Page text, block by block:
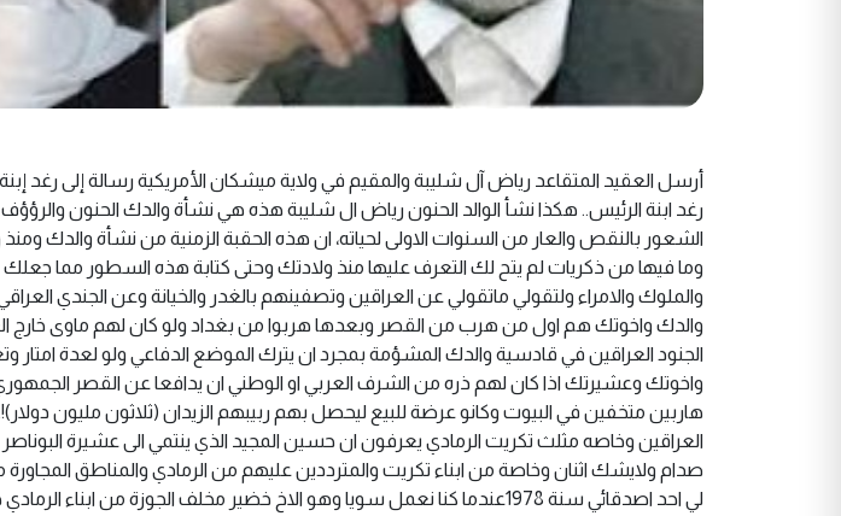
أرسل العقيد المتقاعد رياض آل شليبة والمقيم في ولاية ميشكان الأمريكية رسالة إلى رغد
رغد ابنة الرئيس.. هكذا نشأ الوالد الحنون رياض ال شليبة هذه هي نشأة والدك الحنون
الشعور بالنقص والعار من السنوات الاولى لحياته، ان هذه الحقبة الزمنية من نشأة والدك ومنذ
وما فيها من ذكريات لم يتح لك التعرف عليها منذ ولادتك وحتى كتابة هذه السطور مما جعلك
والملوك والامراء ولتقولي ماتقولي عن العراقين وتصفينهم بالغدر والخيانة وعن الجندي
والدك واخوتك هم اول من هرب من القصر وبعدها هربوا من بغداد ولو كان لهم ماوى خارج
الجنود العراقين في قادسية والدك المشؤمة بمجرد ان يترك الموضع الدفاعي ولو لعدة امتار
واخوتك وعشيرتك اذا كان لهم ذره من الشرف العربي او الوطني ان يدافعا عن القصر
هاربين متخفين في البيوت وكانو عرضة للبيع ليحصل بهم ربيبهم الزيدان (ثلاثون مليون
العراقين وخاصه مثلث تكريت الرمادي يعرفون ان حسين المجيد الذي ينتمي الى عشيرة
صدام ولايشك اثنان وخاصة من ابناء تكريت والمترددين عليهم من الرمادي والمناطق
لي احد اصدقائي سنة 1978عندما كنا نعمل سويا وهو الاخ خضير مخلف الجوزة من